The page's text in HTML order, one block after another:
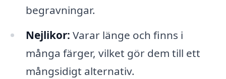
begravningar.
Nejlikor: Varar länge och finns i
många färger, vilket gör dem till ett
mångsidigt alternativ.